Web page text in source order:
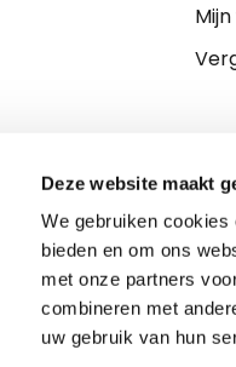
Deze website maakt
We gebruiken
bieden en om ons
met onze partners
combineren met
uw gebruik van hun